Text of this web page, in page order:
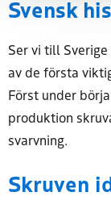
Svensk
Ser vi till
av de första
Först under
produktion
svarvning.
Skruven